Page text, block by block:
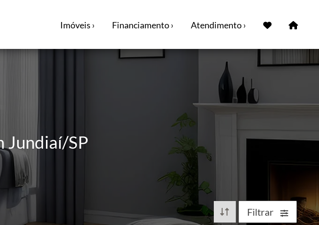
Imóveis › Financiamento › Atendimento ›
Jundiaí/SP
Filtrar